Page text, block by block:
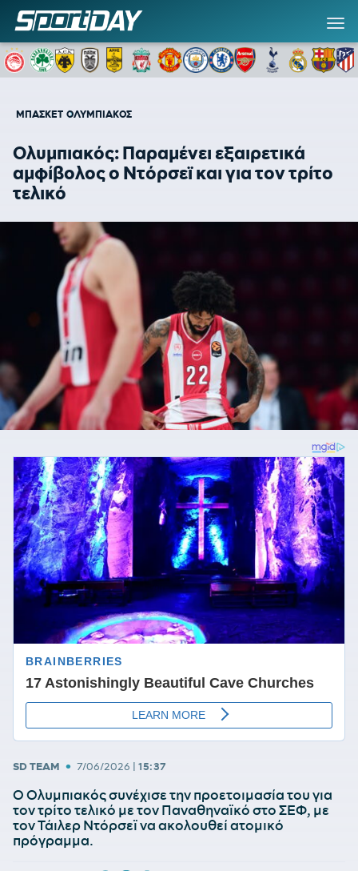
ΜΠΑΣΚΕΤ ΟΛΥΜΠΙΑΚΟΣ
Ολυμπιακός: Παραμένει εξαιρετικά
αμφίβολος ο Ντόρσεϊ και για τον τρίτο
τελικό
SD TEAM • 7/06/2026 | 15:37
Ο Ολυμπιακός συνέχισε την προετοιμασία του για
τον τρίτο τελικό με τον Παναθηναϊκό στο ΣΕΦ, με
τον Τάιλερ Ντόρσεϊ να ακολουθεί ατομικό
πρόγραμμα.